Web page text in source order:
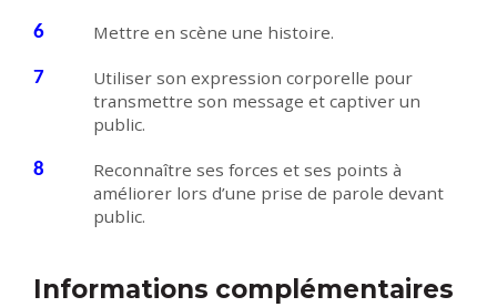
Mettre en scène une histoire.
Utiliser son expression corporelle pour
transmettre son message et captiver un
public.
Reconnaître ses forces et ses points à
améliorer lors d’une prise de parole devant
public.
Informations complémentaires